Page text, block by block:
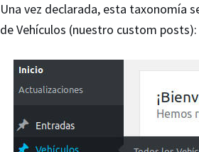
Una vez declarada, esta taxonomía
de Vehículos (nuestro custom posts):